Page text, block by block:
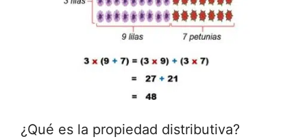
¿Qué es la propiedad‍ distributiva?